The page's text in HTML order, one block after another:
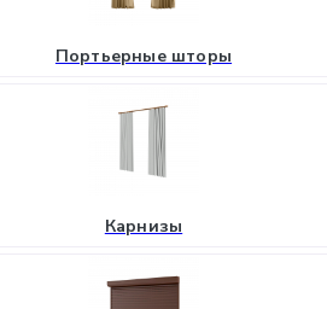
Портьерные шторы
Карнизы